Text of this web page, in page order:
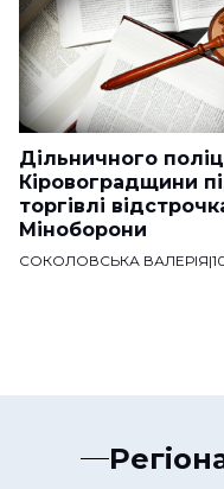
Дільничного
Кіровоградщини
торгівлі
Міноборони
СОКОЛОВСЬКА ВАЛЕРІЯ|